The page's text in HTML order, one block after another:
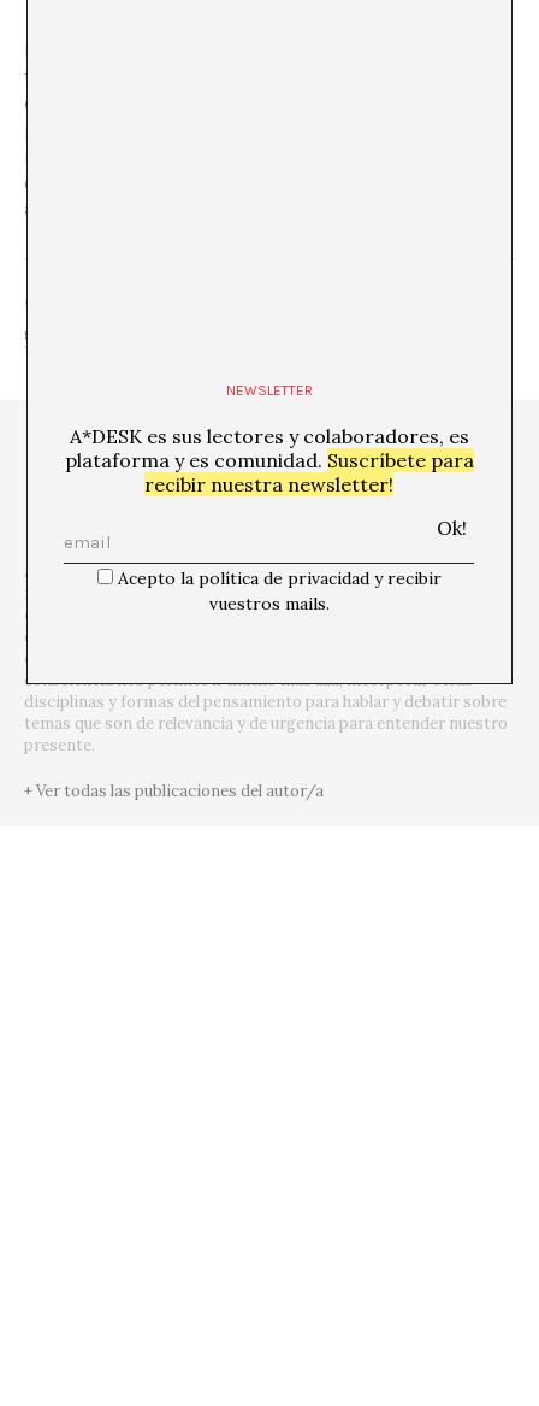
En este número de A*Magazine publicamos 3 nuevos
textos críticos. Haizea Barcenilla analiza las
desigualdades brutales de género que siguen en la
política de adquisición de obra por parte de las
instituciones, Eduardo Pérez Soler mezcla términos
como multitud, tecnología y museo, y Paloma Checa se
acerca a la última película de Miranda July.
SHARE
A*DESK es unaplataforma crítica centrada en la edición, la
formación, la experimentación, la comunicación y la difusión
en relación a la cultura y el arte contemporáneos,
define desde la
contemporáneo, porque es de allí de donde venimos y esta
consciencia nos permite ir mucho más allá, incorporar otras
disciplinas y formas del pensamiento para hablar y debatir sobre
temas que son de relevancia y de urgencia para entender nuestro
presente.
+ Ver todas las publicaciones del autor/a
NEWSLETTER
A*DESK es sus lectores y colaboradores, es
plataforma y es comunidad. Suscríbete para
recibir nuestra newsletter!
Acepto la política de privacidad y recibir
vuestros mails.